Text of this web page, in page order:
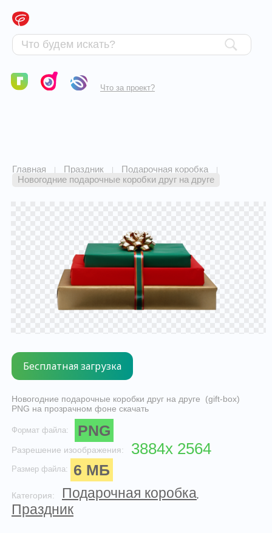
Что за проект?
Главная | Праздник | Подарочная коробка |
Новогодние подарочные коробки друг на друге
Новогодние подарочные коробки друг на друге (gift-box)
PNG на прозрачном фоне скачать
Формат файла: PNG
Разрешение изоображения: 3884x 2564
Размер файла: 6 МБ
Категория: Подарочная коробка
Праздник